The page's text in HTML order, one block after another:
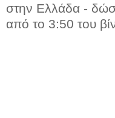
στην Ελλάδα -
από το 3:50 του